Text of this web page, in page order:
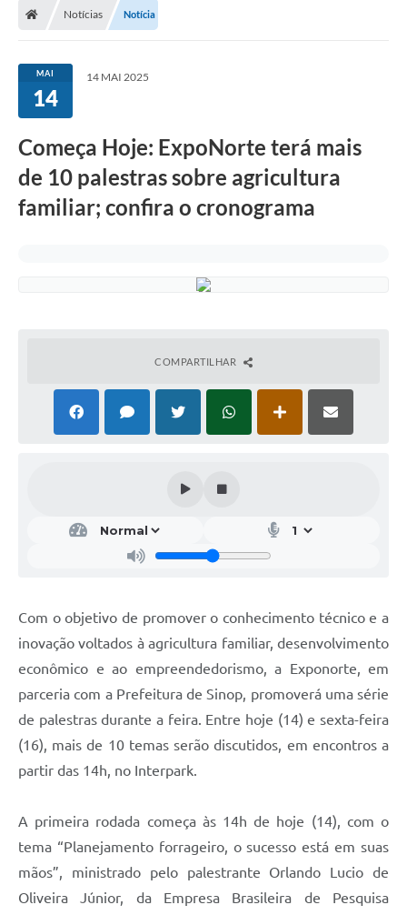
Notícias Notícia
MAI
14
14 MAI 2025
Começa Hoje: ExpoNorte terá mais
de 10 palestras sobre agricultura
familiar; confira o cronograma
COMPARTILHAR
Com o objetivo de promover o conhecimento técnico e a
inovação voltados à agricultura familiar, desenvolvimento
econômico e ao empreendedorismo, a Exponorte, em
parceria com a Prefeitura de Sinop, promoverá uma série
de palestras durante a feira. Entre hoje (14) e sexta-feira
(16), mais de 10 temas serão discutidos, em encontros a
partir das 14h, no Interpark.
A primeira rodada começa às 14h de hoje (14), com o
tema “Planejamento forrageiro, o sucesso está em suas
mãos”, ministrado pelo palestrante Orlando Lucio de
Oliveira Júnior, da Empresa Brasileira de Pesquisa